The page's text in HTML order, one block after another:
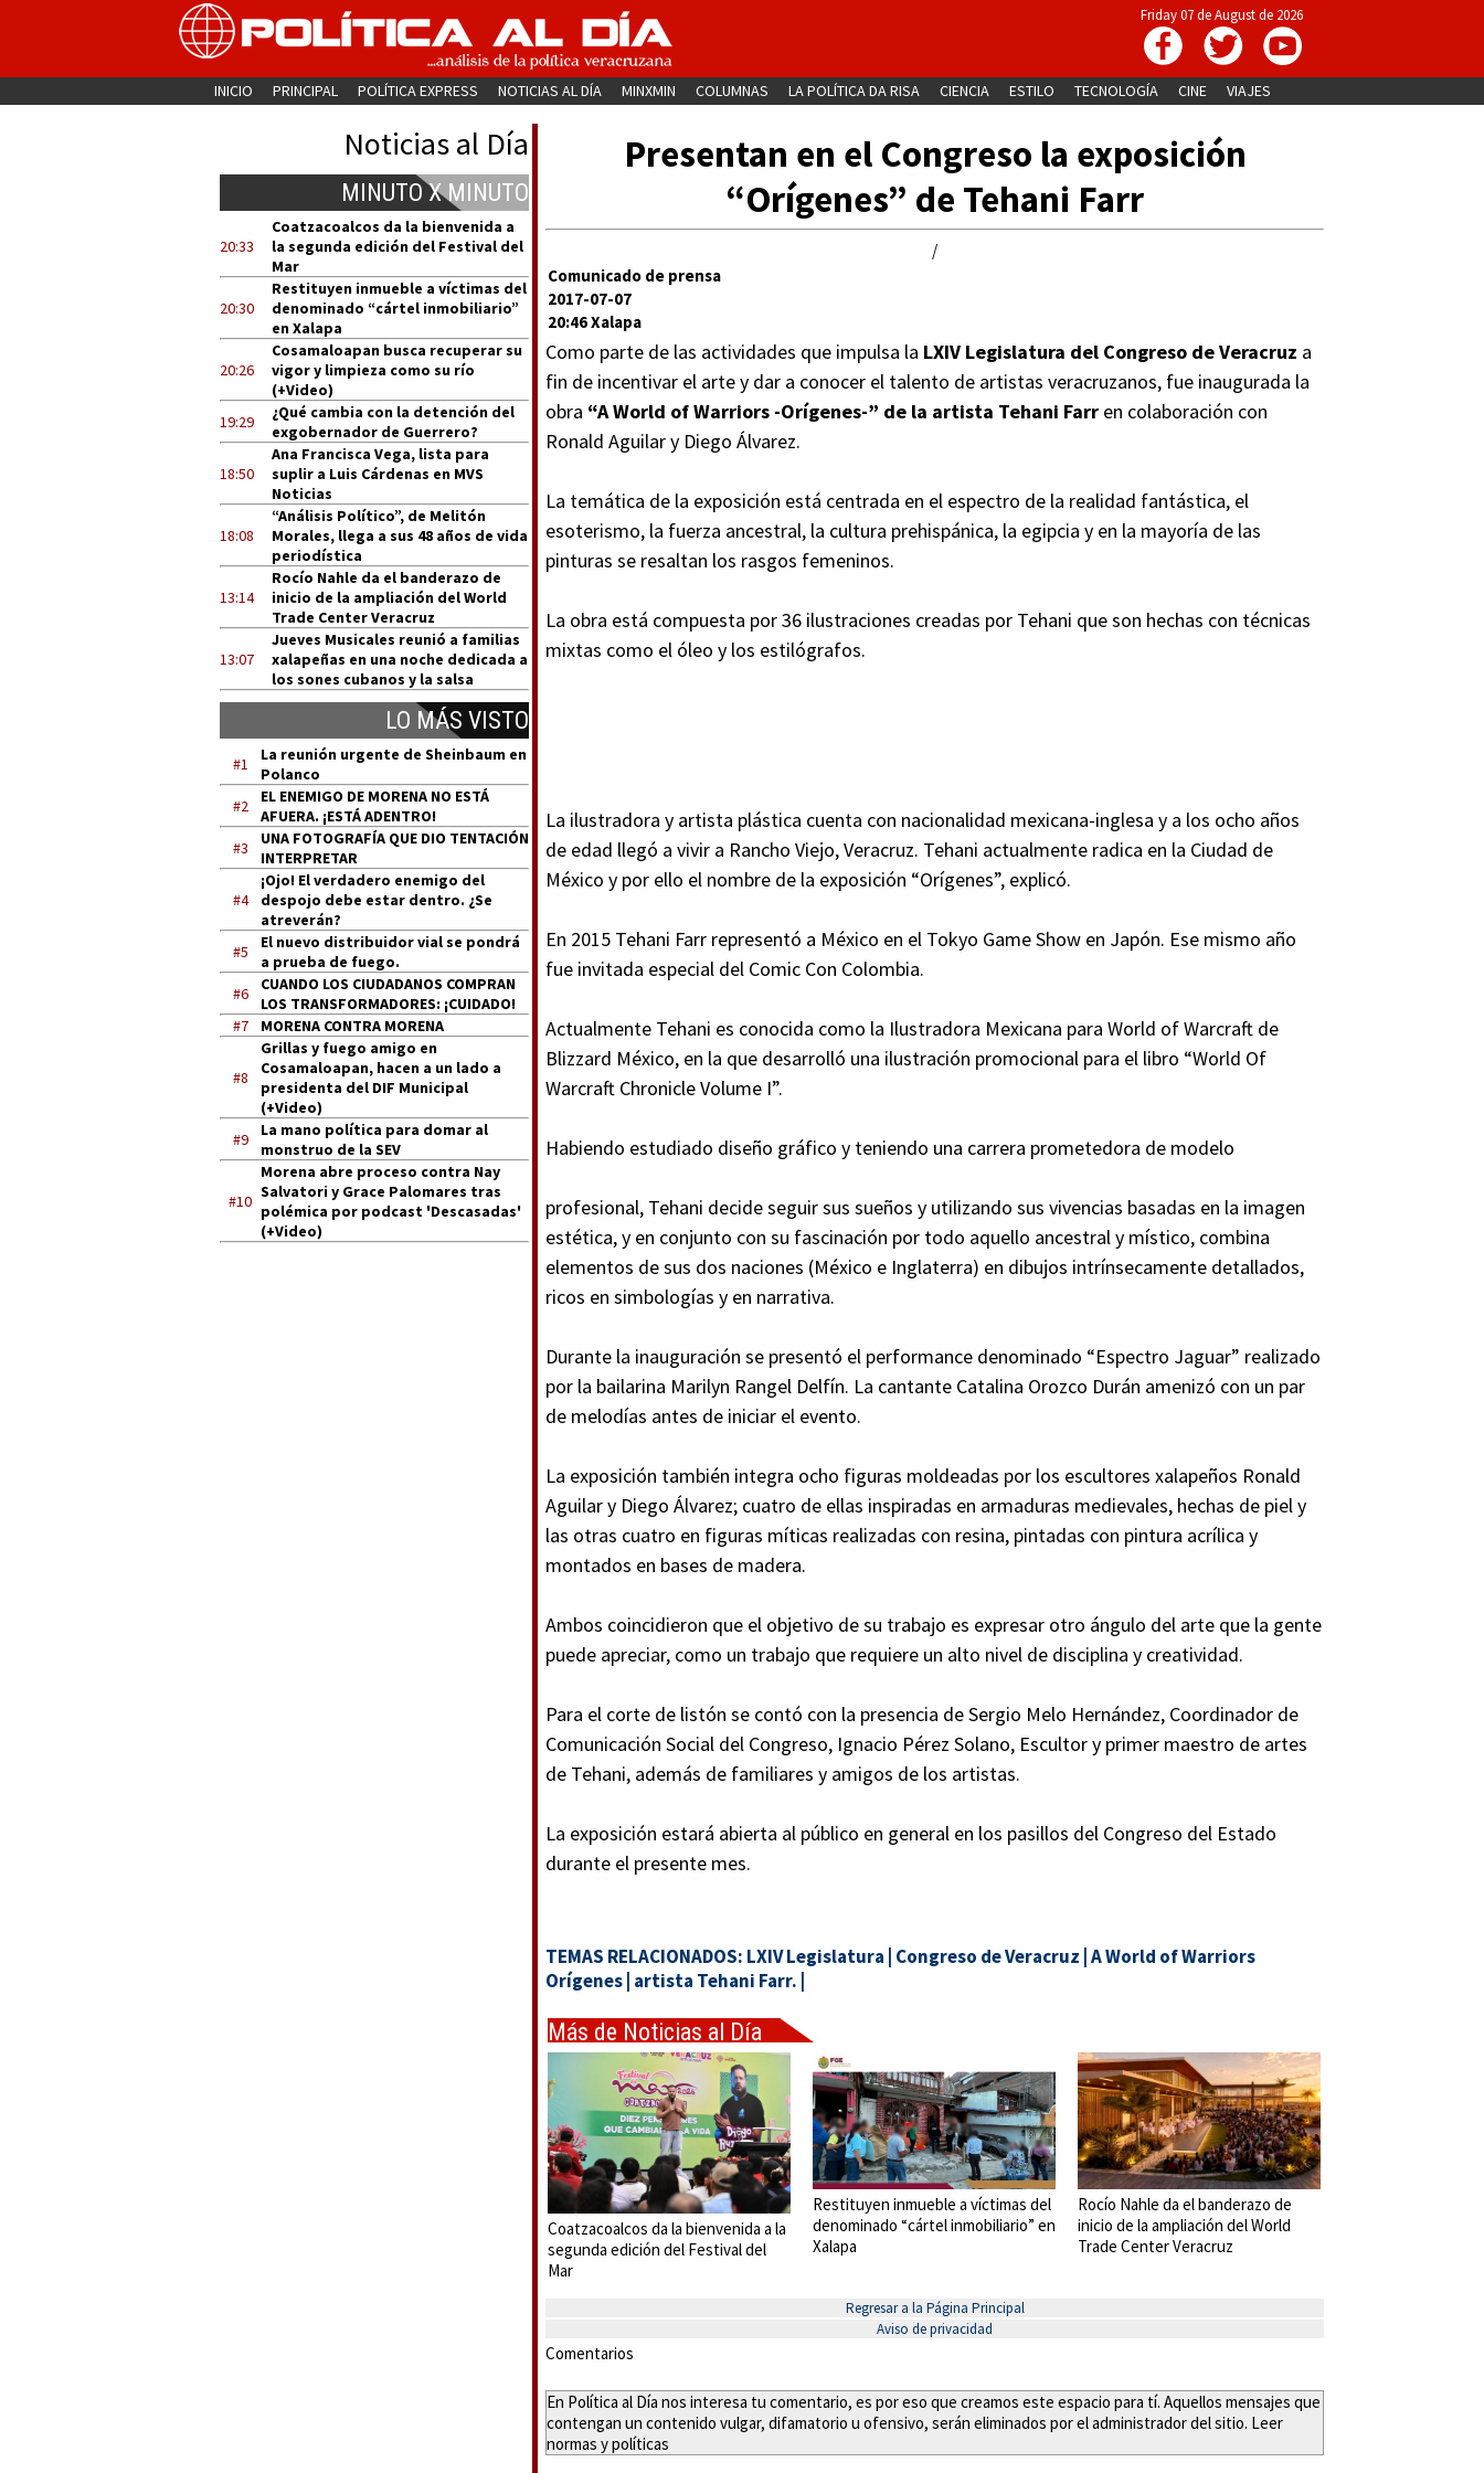
Friday 07 de August de 2026
INICIO PRINCIPAL POLÍTICA EXPRESS NOTICIAS AL DÍA MINXMIN COLUMNAS LA POLÍTICA DA RISA CIENCIA ESTILO TECNOLOGÍA CINE VIAJES
Noticias al Día
MINUTO X MINUTO
20:33
Coatzacoalcos da la bienvenida a
la segunda edición del Festival del
Mar
20:30
Restituyen inmueble a víctimas del
denominado “cártel inmobiliario”
en Xalapa
20:26
Cosamaloapan busca recuperar su
vigor y limpieza como su río
(+Video)
19:29
¿Qué cambia con la detención del
exgobernador de Guerrero?
18:50
Ana Francisca Vega, lista para
suplir a Luis Cárdenas en MVS
Noticias
18:08
“Análisis Político”, de Melitón
Morales, llega a sus 48 años de vida
periodística
13:14
Rocío Nahle da el banderazo de
inicio de la ampliación del World
Trade Center Veracruz
13:07
Jueves Musicales reunió a familias
xalapeñas en una noche dedicada a
los sones cubanos y la salsa
LO MÁS VISTO
#1
La reunión urgente de Sheinbaum en
Polanco
#2
EL ENEMIGO DE MORENA NO ESTÁ
AFUERA. ¡ESTÁ ADENTRO!
#3
UNA FOTOGRAFÍA QUE DIO TENTACIÓN
INTERPRETAR
#4
¡Ojo! El verdadero enemigo del
despojo debe estar dentro. ¿Se
atreverán?
#5
El nuevo distribuidor vial se pondrá
a prueba de fuego.
#6
CUANDO LOS CIUDADANOS COMPRAN
LOS TRANSFORMADORES: ¡CUIDADO!
#7
MORENA CONTRA MORENA
#8
Grillas y fuego amigo en
Cosamaloapan, hacen a un lado a
presidenta del DIF Municipal
(+Video)
#9
La mano política para domar al
monstruo de la SEV
#10
Morena abre proceso contra Nay
Salvatori y Grace Palomares tras
polémica por podcast 'Descasadas'
(+Video)
Presentan en el Congreso la exposición
“Orígenes” de Tehani Farr
/
Comunicado de prensa
2017-07-07
20:46 Xalapa
Como parte de las actividades que impulsa la LXIV Legislatura del Congreso de Veracruz a
fin de incentivar el arte y dar a conocer el talento de artistas veracruzanos, fue inaugurada la
obra “A World of Warriors -Orígenes-” de la artista Tehani Farr en colaboración con
Ronald Aguilar y Diego Álvarez.
La temática de la exposición está centrada en el espectro de la realidad fantástica, el
esoterismo, la fuerza ancestral, la cultura prehispánica, la egipcia y en la mayoría de las
pinturas se resaltan los rasgos femeninos.
La obra está compuesta por 36 ilustraciones creadas por Tehani que son hechas con técnicas
mixtas como el óleo y los estilógrafos.
La ilustradora y artista plástica cuenta con nacionalidad mexicana-inglesa y a los ocho años
de edad llegó a vivir a Rancho Viejo, Veracruz. Tehani actualmente radica en la Ciudad de
México y por ello el nombre de la exposición “Orígenes”, explicó.
En 2015 Tehani Farr representó a México en el Tokyo Game Show en Japón. Ese mismo año
fue invitada especial del Comic Con Colombia.
Actualmente Tehani es conocida como la Ilustradora Mexicana para World of Warcraft de
Blizzard México, en la que desarrolló una ilustración promocional para el libro “World Of
Warcraft Chronicle Volume I”.
Habiendo estudiado diseño gráfico y teniendo una carrera prometedora de modelo
profesional, Tehani decide seguir sus sueños y utilizando sus vivencias basadas en la imagen
estética, y en conjunto con su fascinación por todo aquello ancestral y místico, combina
elementos de sus dos naciones (México e Inglaterra) en dibujos intrínsecamente detallados,
ricos en simbologías y en narrativa.
Durante la inauguración se presentó el performance denominado “Espectro Jaguar” realizado
por la bailarina Marilyn Rangel Delfín. La cantante Catalina Orozco Durán amenizó con un par
de melodías antes de iniciar el evento.
La exposición también integra ocho figuras moldeadas por los escultores xalapeños Ronald
Aguilar y Diego Álvarez; cuatro de ellas inspiradas en armaduras medievales, hechas de piel y
las otras cuatro en figuras míticas realizadas con resina, pintadas con pintura acrílica y
montados en bases de madera.
Ambos coincidieron que el objetivo de su trabajo es expresar otro ángulo del arte que la gente
puede apreciar, como un trabajo que requiere un alto nivel de disciplina y creatividad.
Para el corte de listón se contó con la presencia de Sergio Melo Hernández, Coordinador de
Comunicación Social del Congreso, Ignacio Pérez Solano, Escultor y primer maestro de artes
de Tehani, además de familiares y amigos de los artistas.
La exposición estará abierta al público en general en los pasillos del Congreso del Estado
durante el presente mes.
TEMAS RELACIONADOS: LXIV Legislatura Congreso de Veracruz A World of Warriors
Orígenes artista Tehani Farr.
Más de Noticias al Día
Coatzacoalcos da la bienvenida a la
segunda edición del Festival del
Mar
Restituyen inmueble a víctimas del
denominado “cártel inmobiliario” en
Xalapa
Rocío Nahle da el banderazo de
inicio de la ampliación del World
Trade Center Veracruz
Regresar a la Página Principal
Aviso de privacidad
Comentarios
En Política al Día nos interesa tu comentario, es por eso que creamos este espacio para tí. Aquellos mensajes que
contengan un contenido vulgar, difamatorio u ofensivo, serán eliminados por el administrador del sitio. Leer
normas y políticas